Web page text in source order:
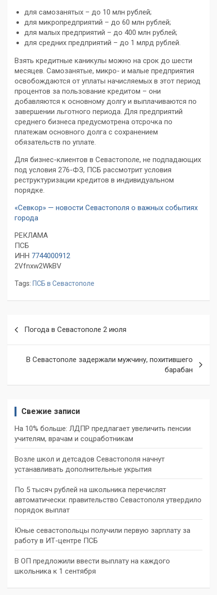
для самозанятых – до 10 млн рублей;
для микропредприятий – до 60 млн рублей;
для малых предприятий – до 400 млн рублей;
для средних предприятий – до 1 млрд рублей.
Взять кредитные каникулы можно на срок до шести
месяцев. Самозанятые, микро- и малые предприятия
освобождаются от уплаты начисляемых в этот период
процентов за пользование кредитом – они
добавляются к основному долгу и выплачиваются по
завершении льготного периода. Для предприятий
среднего бизнеса предусмотрена отсрочка по
платежам основного долга с сохранением
обязательств по уплате.
Для бизнес-клиентов в Севастополе, не подпадающих
под условия 276-ФЗ, ПСБ рассмотрит условия
реструктуризации кредитов в индивидуальном
порядке.
«Севкор» — новости Севастополя о важных событиях
города
РЕКЛАМА
ПСБ
ИНН 7744000912
2Vfnxw2WkBV
Tags: ПСБ в Севастополе
записям
Погода в Севастополе 2 июля
В Севастополе задержали мужчину, похитившего
барабан
Свежие записи
На 10% больше: ЛДПР предлагает увеличить пенсии
учителям, врачам и соцработникам
Возле школ и детсадов Севастополя начнут
устанавливать дополнительные укрытия
По 5 тысяч рублей на школьника перечислят
автоматически: правительство Севастополя утвердило
порядок выплат
Юные севастопольцы получили первую зарплату за
работу в ИТ-центре ПСБ
В ОП предложили ввести выплату на каждого
школьника к 1 сентября